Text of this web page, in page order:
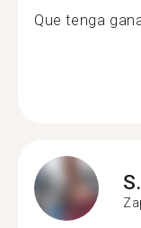
Que tenga
S.